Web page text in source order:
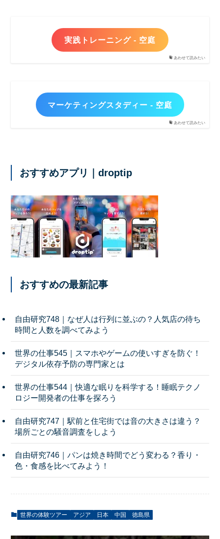
あわせて読みたい
実践トレーニング - 空庭
あわせて読みたい
マーケティングスタディー - 空庭
おすすめアプリ｜droptip
おすすめの最新記事
自由研究748｜なぜ人は行列に並ぶの？人気店の待ち
時間と人数を調べてみよう
世界の仕事545｜スマホやゲームの使いすぎを防ぐ！
デジタル依存予防の専門家とは
世界の仕事544｜快適な眠りを科学する！睡眠テクノ
ロジー開発者の仕事を探ろう
自由研究747｜駅前と住宅街では音の大きさは違う？
場所ごとの騒音調査をしよう
自由研究746｜パンは焼き時間でどう変わる？香り・
色・食感を比べてみよう！
世界の体験ツアー アジア 日本 中国 徳島県